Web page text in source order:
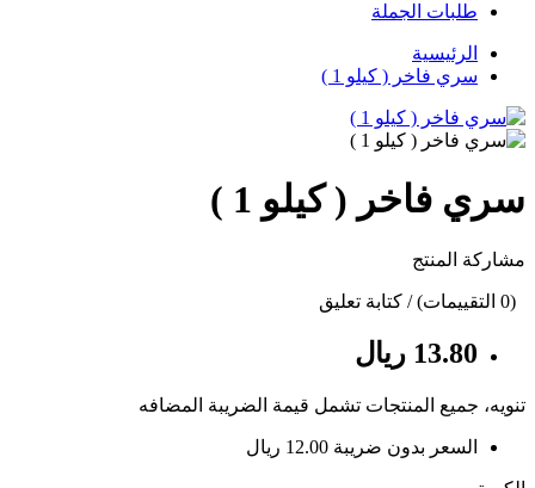
طلبات الجملة
الرئيسية
سري فاخر ( كيلو 1 )
سري فاخر ( كيلو 1 )
مشاركة المنتج
(0 التقييمات) / كتابة تعليق
13.80 ريال
تنويه، جميع المنتجات تشمل قيمة الضريبة المضافه
السعر بدون ضريبة 12.00 ريال